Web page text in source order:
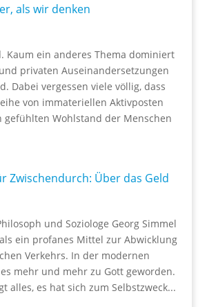
als wir denken
Kaum ein anderes Thema dominiert
privaten Auseinandersetzungen
Dabei vergessen viele völlig, dass
von immateriellen Aktivposten
gefühlten Wohlstand der Menschen
Zwischendurch: Über das Geld
und Soziologe Georg Simmel
ein profanes Mittel zur Abwicklung
Verkehrs. In der modernen
mehr und mehr zu Gott geworden.
alles, es hat sich zum Selbstzweck...